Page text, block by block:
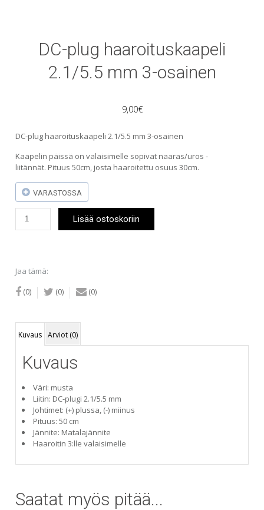
DC-plug haaroituskaapeli
2.1/5.5 mm 3-osainen
9,00€
DC-plug haaroituskaapeli 2.1/5.5 mm 3-osainen
Kaapelin päissä on valaisimelle sopivat naaras/uros -
liitännät. Pituus 50cm, josta haaroitettu osuus 30cm.
VARASTOSSA
plug
3-
määrä
Lisää ostoskoriin
Jaa tämä:
(0) (0) (0)
Kuvaus Arviot (0)
Kuvaus
Väri: musta
Liitin: DC-plugi 2.1/5.5 mm
Johtimet: (+) plussa, (-) miinus
Pituus: 50 cm
Jännite: Matalajännite
Haaroitin 3:lle valaisimelle
Saatat myös pitää...